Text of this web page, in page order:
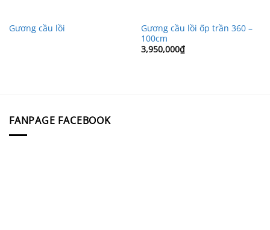
Gương cầu lồi
Gương cầu lồi ốp trần 360 –
100cm
3,950,000₫
FANPAGE FACEBOOK